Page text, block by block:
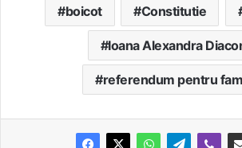
boicot Constitutie
Ioana Alexandra
referendum pentru